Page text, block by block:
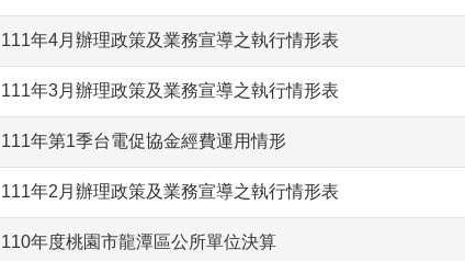
111年4月辦理政策及業務宣導之執行情形表
111年3月辦理政策及業務宣導之執行情形表
111年第1季台電促協金經費運用情形
111年2月辦理政策及業務宣導之執行情形表
110年度桃園市龍潭區公所單位決算